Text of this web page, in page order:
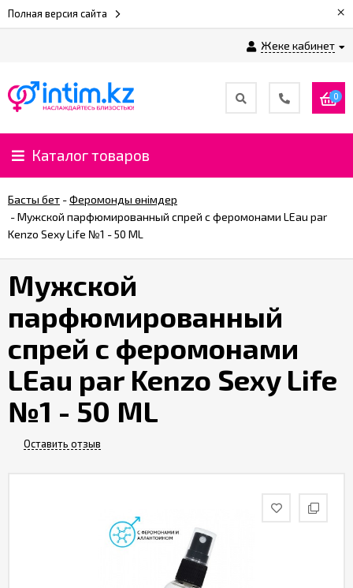
Полная версия сайта ×
Жеке кабинет
0
Каталог товаров
Басты бет -Феромонды өнімдер
-Мужской парфюмированный спрей с феромонами LEau par
Kenzo Sexy Life №1 - 50 ML
Мужской
парфюмированный
спрей с феромонами
LEau par Kenzo Sexy Life
№1 - 50 ML
Оставить отзыв